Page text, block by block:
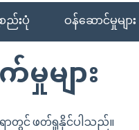
ည်းပုံ ဝန်ဆောင်မှုများ
များ
ာတွင် ဖတ်ရှုနိုင်ပါသည်။